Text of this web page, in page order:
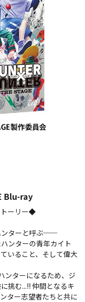
Blu-ray
ーリー◆
ンターと呼ぶ──
ンターの青年カイト
いること、そして偉大
ンターになるため、ジ
挑む...!! 仲間となるキ
ター志望者たちと共に